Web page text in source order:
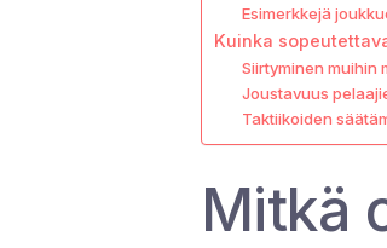
Esimerkkejä
Kuinka
Siirtyminen muihin
Joustavuus
Taktiikoiden
Mitkä